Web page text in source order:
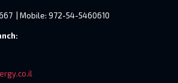
| Mobile: 972-54-5460610